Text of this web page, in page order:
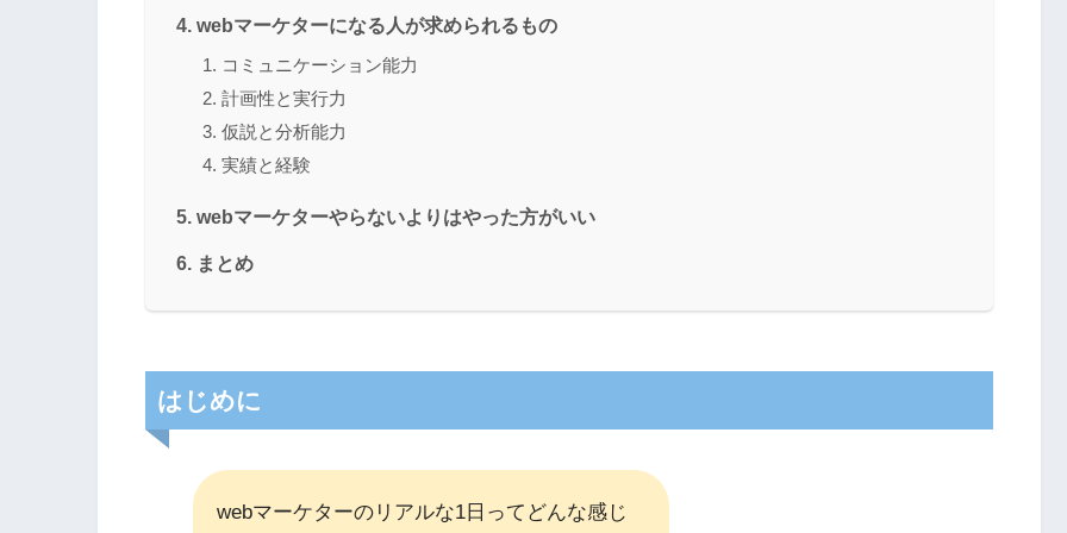
webマーケターになる人が求められるもの
コミュニケーション能力
計画性と実行力
仮説と分析能力
実績と経験
webマーケターやらないよりはやった方がいい
まとめ
はじめに
webマーケターのリアルな1日ってどんな感じ